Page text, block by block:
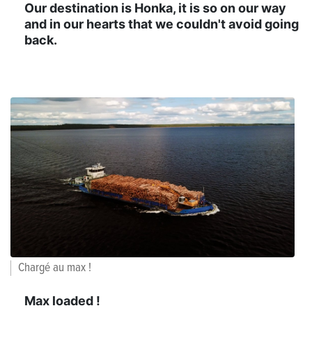
Our destination is Honka, it is so on our way
and in our hearts that we couldn't avoid going
back.
Chargé au max !
Max loaded !